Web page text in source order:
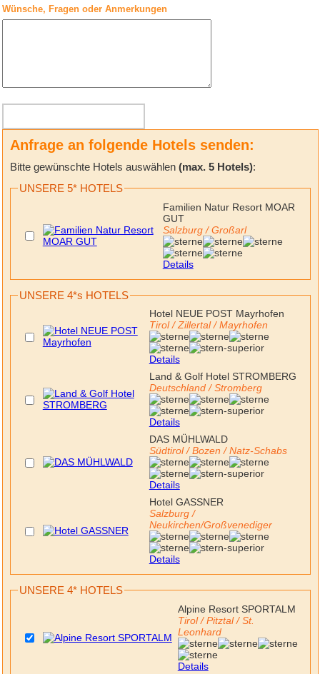
Wünsche, Fragen oder Anmerkungen
Anfrage an folgende Hotels senden:
Bitte gewünschte Hotels auswählen (max. 5 Hotels):
UNSERE 5* HOTELS
Familien Natur Resort MOAR
GUT
Salzburg / Großarl
Details
UNSERE 4*s HOTELS
Hotel NEUE POST Mayrhofen
Tirol / Zillertal / Mayrhofen
Details
Land & Golf Hotel STROMBERG
Deutschland / Stromberg
Details
DAS MÜHLWALD
Südtirol / Bozen / Natz-Schabs
Details
Hotel GASSNER
Salzburg /
Neukirchen/Großvenediger
Details
UNSERE 4* HOTELS
Alpine Resort SPORTALM
Tirol / Pitztal / St.
Leonhard
Details